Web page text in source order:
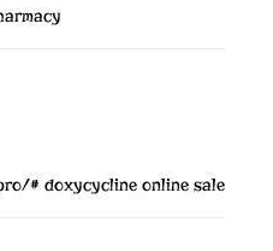
# doxycycline online sale